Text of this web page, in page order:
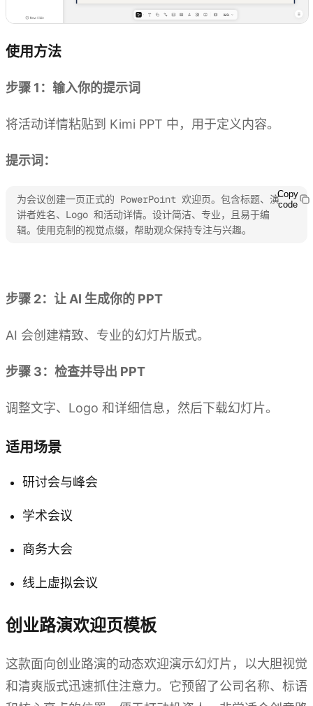
使用方法
步骤 1：输入你的提示词
将活动详情粘贴到 Kimi PPT 中，用于定义内容。
提示词：
为会议创建一页正式的 PowerPoint 欢迎页。包含标题、演
讲者姓名、Logo 和活动详情。设计简洁、专业，且易于编
辑。使用克制的视觉点缀，帮助观众保持专注与兴趣。
Copy
code
步骤 2：让 AI 生成你的 PPT
AI 会创建精致、专业的幻灯片版式。
步骤 3：检查并导出 PPT
调整文字、Logo 和详细信息，然后下载幻灯片。
适用场景
研讨会与峰会
学术会议
商务大会
线上虚拟会议
创业路演欢迎页模板
这款面向创业路演的动态欢迎演示幻灯片，以大胆视觉
和清爽版式迅速抓住注意力。它预留了公司名称、标语